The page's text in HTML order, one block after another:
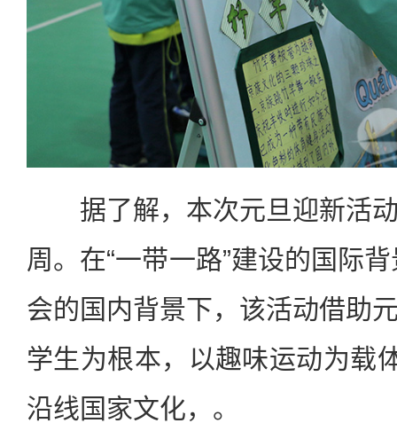
据了解，本次元旦迎新活动
周。在“一带一路”建设的国际
会的国内背景下，该活动借助
学生为根本，以趣味运动为载
沿线国家文化，。